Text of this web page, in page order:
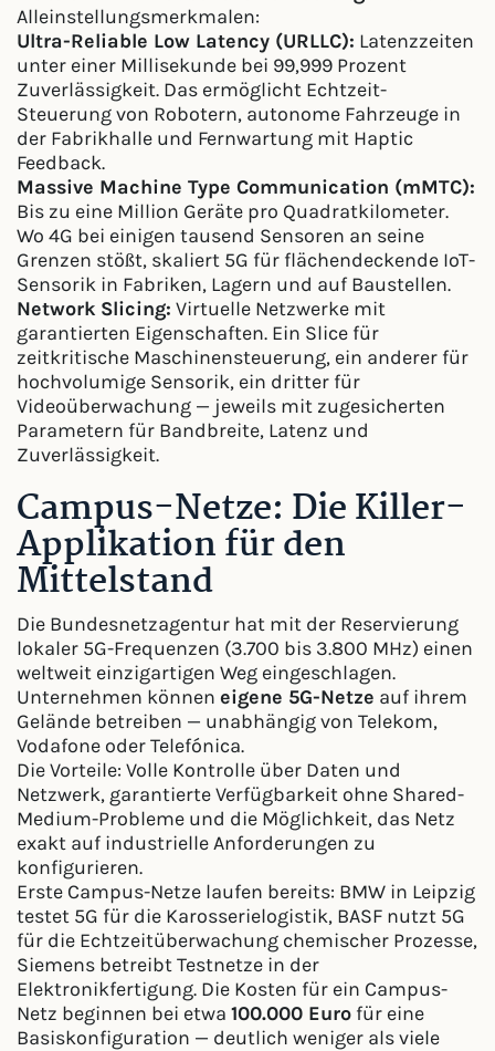
Alleinstellungsmerkmalen:
Ultra-Reliable Low Latency (URLLC): Latenzzeiten
unter einer Millisekunde bei 99,999 Prozent
Zuverlässigkeit. Das ermöglicht Echtzeit-
Steuerung von Robotern, autonome Fahrzeuge in
der Fabrikhalle und Fernwartung mit Haptic
Feedback.
Massive Machine Type Communication (mMTC):
Bis zu eine Million Geräte pro Quadratkilometer.
Wo 4G bei einigen tausend Sensoren an seine
Grenzen stößt, skaliert 5G für flächendeckende IoT-
Sensorik in Fabriken, Lagern und auf Baustellen.
Network Slicing: Virtuelle Netzwerke mit
garantierten Eigenschaften. Ein Slice für
zeitkritische Maschinensteuerung, ein anderer für
hochvolumige Sensorik, ein dritter für
Videoüberwachung — jeweils mit zugesicherten
Parametern für Bandbreite, Latenz und
Zuverlässigkeit.
Campus-Netze: Die Killer-
Applikation für den
Mittelstand
Die Bundesnetzagentur hat mit der Reservierung
lokaler 5G-Frequenzen (3.700 bis 3.800 MHz) einen
weltweit einzigartigen Weg eingeschlagen.
Unternehmen können eigene 5G-Netze auf ihrem
Gelände betreiben — unabhängig von Telekom,
Vodafone oder Telefónica.
Die Vorteile: Volle Kontrolle über Daten und
Netzwerk, garantierte Verfügbarkeit ohne Shared-
Medium-Probleme und die Möglichkeit, das Netz
exakt auf industrielle Anforderungen zu
konfigurieren.
Erste Campus-Netze laufen bereits: BMW in Leipzig
testet 5G für die Karosserielogistik, BASF nutzt 5G
für die Echtzeitüberwachung chemischer Prozesse,
Siemens betreibt Testnetze in der
Elektronikfertigung. Die Kosten für ein Campus-
Netz beginnen bei etwa 100.000 Euro für eine
Basiskonfiguration — deutlich weniger als viele